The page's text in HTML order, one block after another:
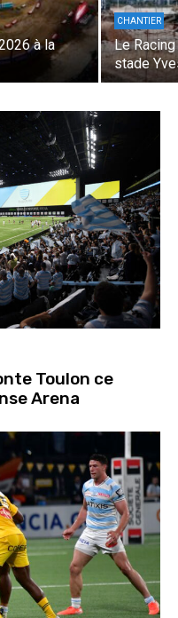
à la
CHANTIER
Le
stade
Toulon ce
Arena